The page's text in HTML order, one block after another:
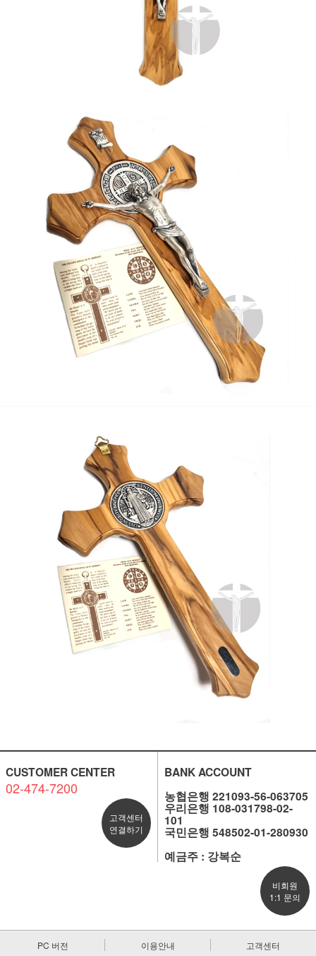
CUSTOMER CENTER
02-474-7200
고객센터
연결하기
BANK ACCOUNT
농협은행 221093-56-063705
우리은행 108-031798-02-
101
국민은행 548502-01-280930
예금주 : 강복순
비회원
1:1 문의
PC 버전 이용안내 고객센터